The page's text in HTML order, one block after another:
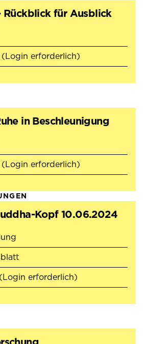
Rückblick für Ausblick
in neuem Tab)
(Login erforderlich)
in Beschleunigung
in neuem Tab)
(Login erforderlich)
Kopf 10.06.2024
(öffnet in neuem Tab)
erforderlich)